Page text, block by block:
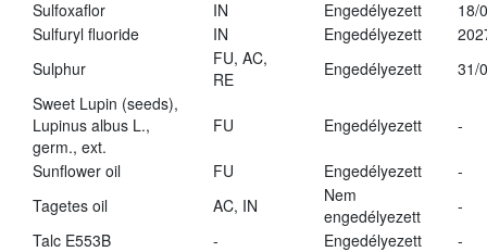
Sulfoxaflor
IN Engedélyezett
18/
Sulfuryl fluoride
IN Engedélyezett
Sulphur
FU, AC,
RE
Engedélyezett
31/
Sweet Lupin (seeds),
Lupinus albus L.,
germ., ext.
FU Engedélyezett -
Sunflower oil FU Engedélyezett
-
Tagetes oil
AC, IN
Nem
engedélyezett
-
Talc E553B
- Engedélyezett
-